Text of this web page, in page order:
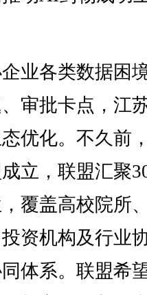
各类数据困
审批卡点，江
优化。不久前
立，联盟汇聚
覆盖高校院所
资机构及行业
体系。联盟希